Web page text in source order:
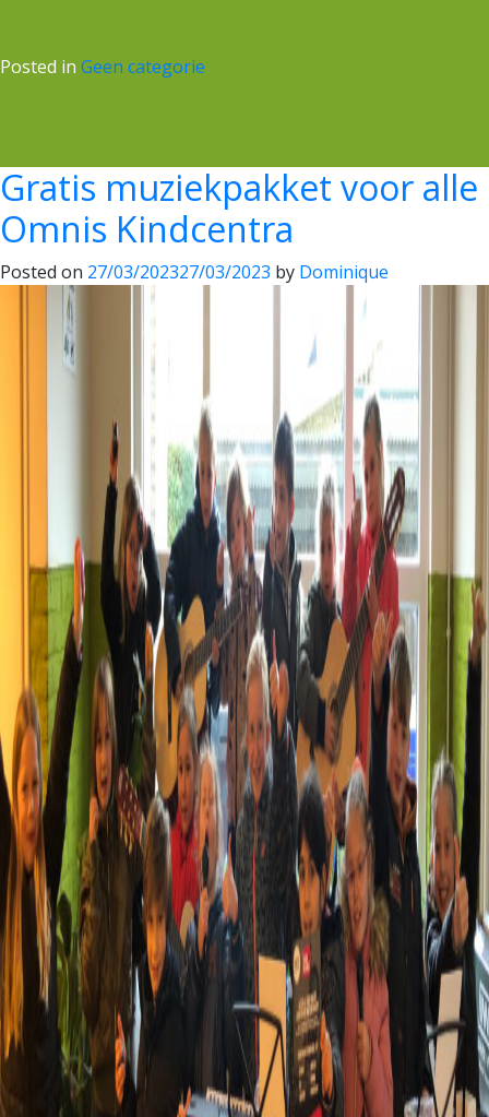
Posted in Geen categorie
Gratis muziekpakket voor alle
Omnis Kindcentra
Posted on 27/03/202327/03/2023 by Dominique